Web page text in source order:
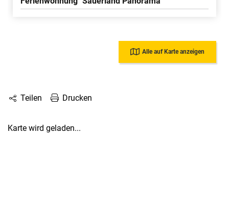
Alle auf Karte anzeigen
Teilen Drucken
Karte wird geladen...